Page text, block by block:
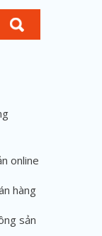
online
hàng
sản